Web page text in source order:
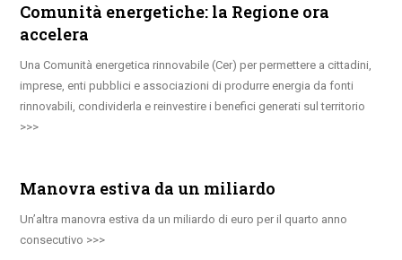
Comunità energetiche: la Regione ora
accelera
Una Comunità energetica rinnovabile (Cer) per permettere a cittadini,
imprese, enti pubblici e associazioni di produrre energia da fonti
rinnovabili, condividerla e reinvestire i benefici generati sul territorio
Manovra estiva da un miliardo
Un’altra manovra estiva da un miliardo di euro per il quarto anno
consecutivo